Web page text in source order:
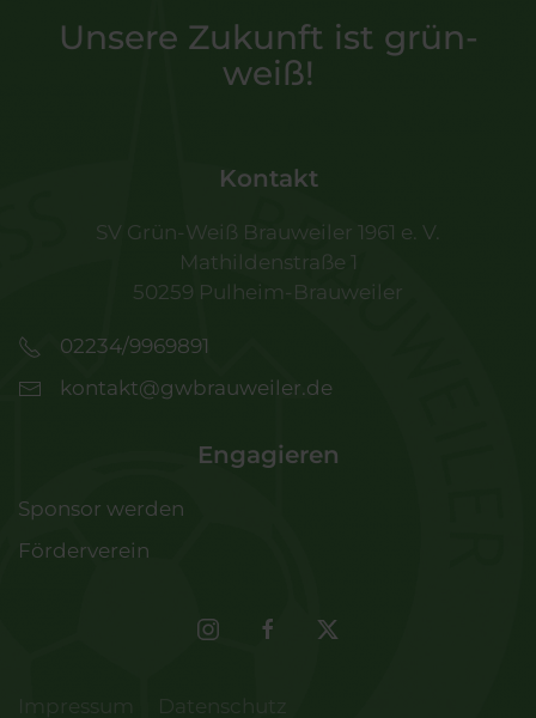
Unsere Zukunft ist grün-
weiß!
Kontakt
SV Grün-Weiß Brauweiler 1961 e. V.
Mathildenstraße 1
50259 Pulheim-Brauweiler
02234/9969891
kontakt@gwbrauweiler.de
Engagieren
Sponsor werden
Förderverein